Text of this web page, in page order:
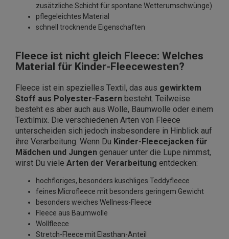
zusätzliche Schicht für spontane Wetterumschwünge)
pflegeleichtes Material
schnell trocknende Eigenschaften
Fleece ist nicht gleich Fleece: Welches
Material für Kinder-Fleecewesten?
Fleece ist ein spezielles Textil, das aus gewirktem
Stoff aus Polyester-Fasern besteht. Teilweise
besteht es aber auch aus Wolle, Baumwolle oder einem
Textilmix. Die verschiedenen Arten von Fleece
unterscheiden sich jedoch insbesondere in Hinblick auf
ihre Verarbeitung. Wenn Du Kinder-Fleecejacken für
Mädchen und Jungen genauer unter die Lupe nimmst,
wirst Du viele Arten der Verarbeitung entdecken:
hochfloriges, besonders kuschliges Teddyfleece
feines Microfleece mit besonders geringem Gewicht
besonders weiches Wellness-Fleece
Fleece aus Baumwolle
Wollfleece
Stretch-Fleece mit Elasthan-Anteil